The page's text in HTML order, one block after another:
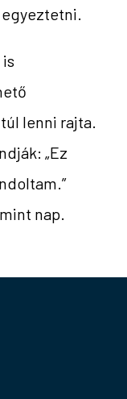
lenni rajta.
„Ez
nap.